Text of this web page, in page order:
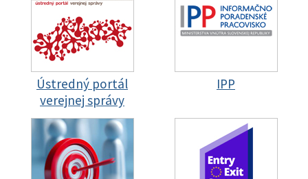
Ústredný portál
verejnej správy
IPP